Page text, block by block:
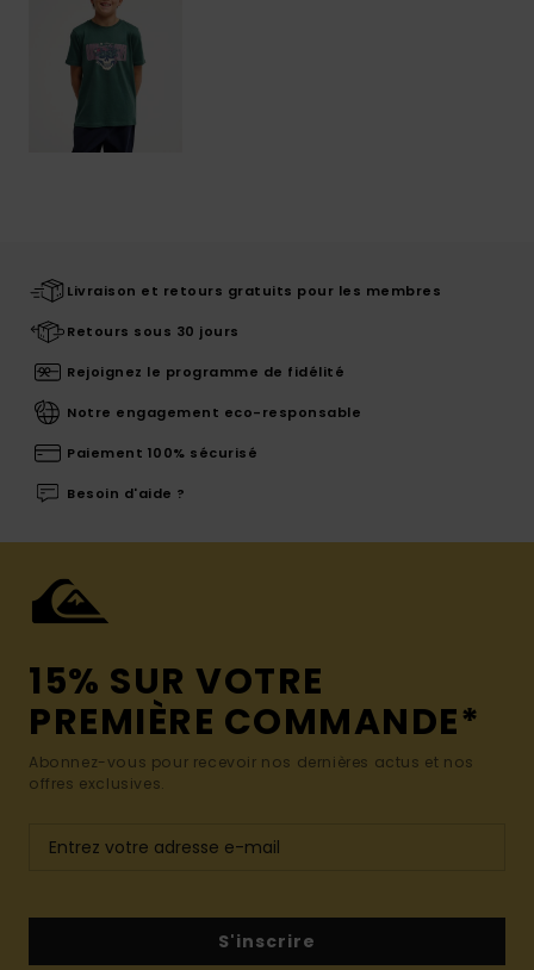
Livraison et retours gratuits pour les membres
Retours sous 30 jours
Rejoignez le programme de fidélité
Notre engagement eco-responsable
Paiement 100% sécurisé
Besoin d'aide ?
15% SUR VOTRE
PREMIÈRE COMMANDE*
Abonnez-vous pour recevoir nos dernières actus et nos
offres exclusives.
S'inscrire